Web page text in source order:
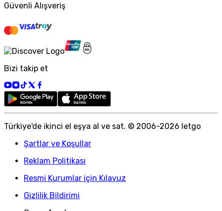
Güvenli Alışveriş
Bizi takip et
Türkiye'de ikinci el eşya al ve sat. © 2006-2026 letgo
Şartlar ve Koşullar
Reklam Politikası
Resmi Kurumlar için Kılavuz
Gizlilik Bildirimi